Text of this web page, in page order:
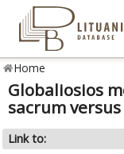
Home
Globaliosios
sacrum
Link to: